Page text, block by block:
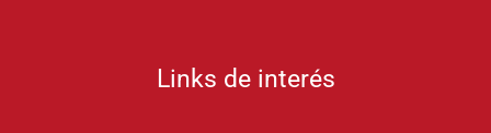
Links de interés